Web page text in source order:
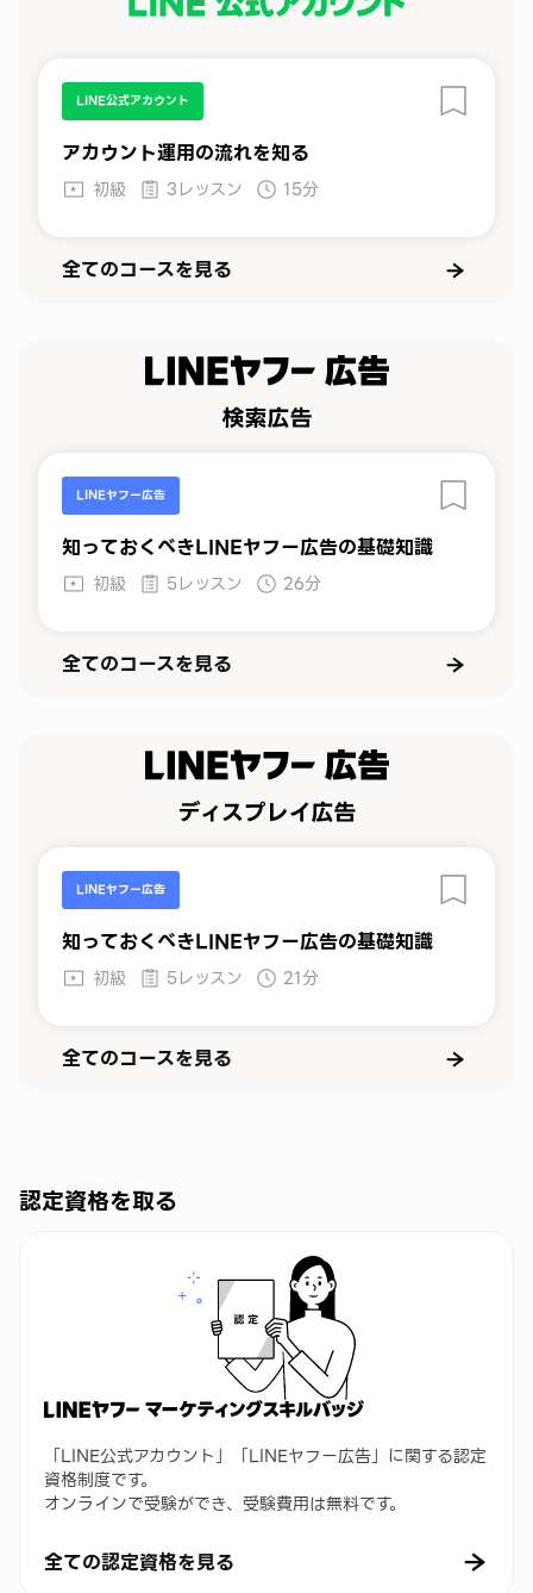
LINE公式アカウント
アカウント運用の流れを知る
初級 3レッスン 15分
全てのコースを見る
LINEヤフー広告
知っておくべきLINEヤフー広告の基礎知識
初級 5レッスン 26分
全てのコースを見る
LINEヤフー広告
知っておくべきLINEヤフー広告の基礎知識
初級 5レッスン 21分
全てのコースを見る
認定資格を取る
「LINE公式アカウント」「LINEヤフー広告」に関する認定
資格制度です。
オンラインで受験ができ、受験費用は無料です。
全ての認定資格を見る